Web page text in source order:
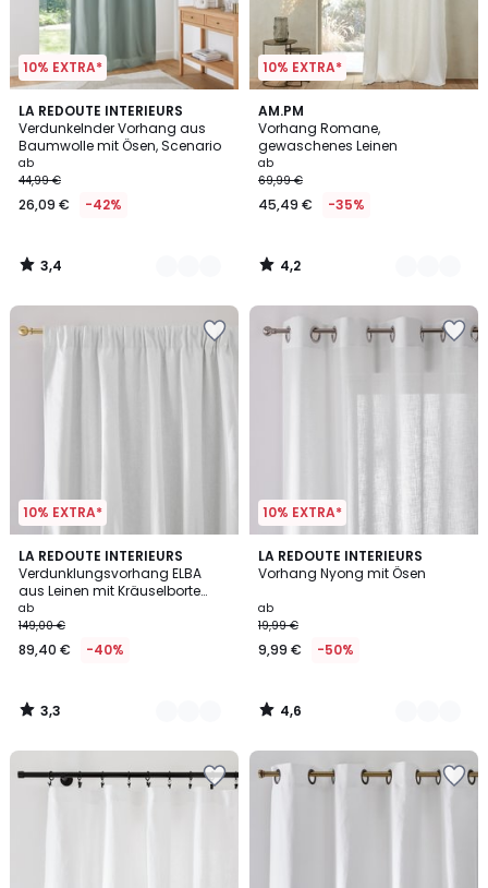
10% EXTRA*
LA REDOUTE INTERIEURS
Verdunkelnder Vorhang aus
Baumwolle mit Ösen, Scenario
ab
44,99 €
26,09 € -42%
3,4
/ 5
8
Farben
3,4
/
10% EXTRA*
AM.PM
Vorhang Romane,
gewaschenes Leinen
ab
69,99 €
45,49 € -35%
4,2
/ 5
10
Farben
4,2
/
10% EXTRA*
LA REDOUTE INTERIEURS
Verdunklungsvorhang ELBA
aus Leinen mit Kräuselborte
oder Wave-Faltung
ab
149,00 €
89,40 € -40%
3,3
/ 5
4
Farben
3,3
/
10% EXTRA*
LA REDOUTE INTERIEURS
Vorhang Nyong mit Ösen
ab
19,99 €
9,99 € -50%
4,6
/ 5
5
Farben
4,6
/